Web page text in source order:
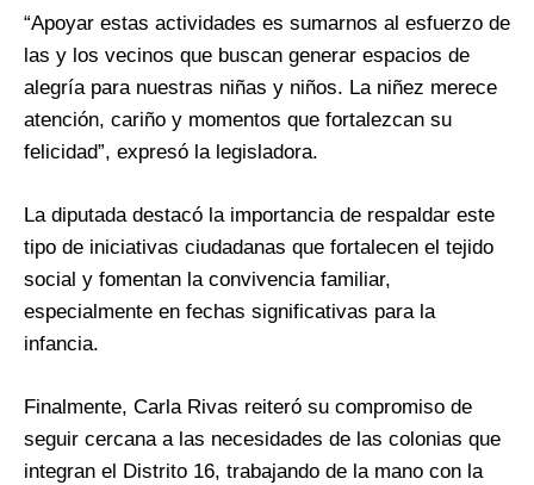
“Apoyar estas actividades es sumarnos al esfuerzo de
las y los vecinos que buscan generar espacios de
alegría para nuestras niñas y niños. La niñez merece
atención, cariño y momentos que fortalezcan su
felicidad”, expresó la legisladora.
La diputada destacó la importancia de respaldar este
tipo de iniciativas ciudadanas que fortalecen el tejido
social y fomentan la convivencia familiar,
especialmente en fechas significativas para la
infancia.
Finalmente, Carla Rivas reiteró su compromiso de
seguir cercana a las necesidades de las colonias que
integran el Distrito 16, trabajando de la mano con la